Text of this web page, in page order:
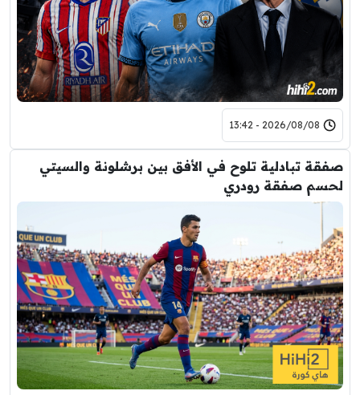
2026/08/08 - 13:42
صفقة تبادلية تلوح في الأفق بين برشلونة والسيتي
لحسم صفقة رودري